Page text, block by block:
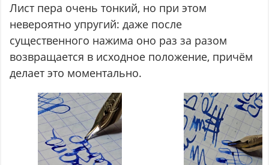
Лист пера очень тонкий, но при этом
невероятно упругий: даже после
существенного нажима оно раз за разом
возвращается в исходное положение, причём
делает это моментально.